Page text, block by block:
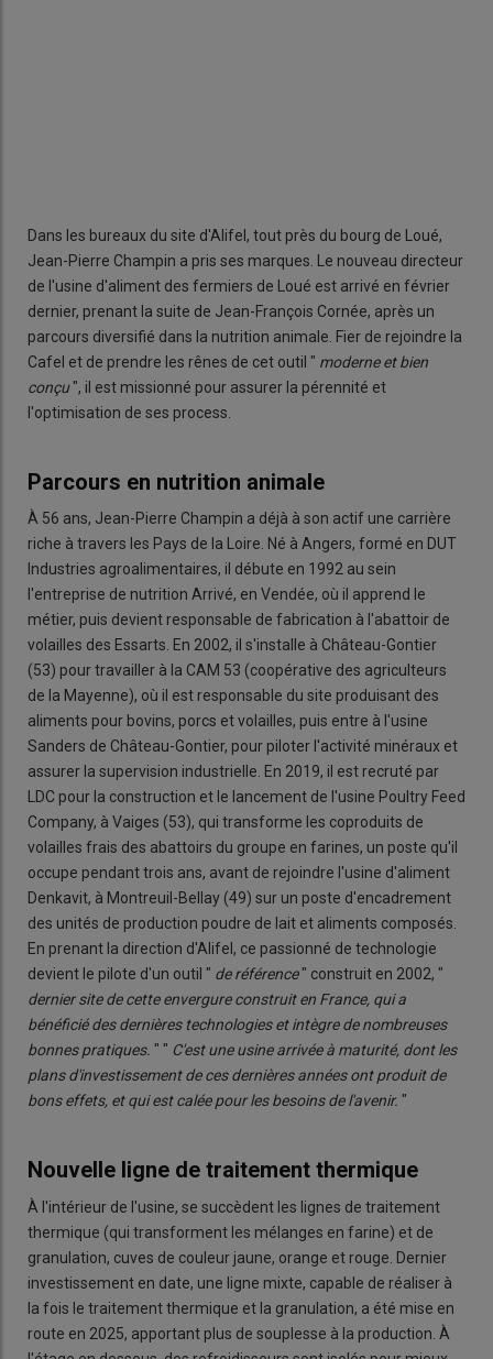
Dans les bureaux du site d'Alifel, tout près du bourg de Loué,
Jean-Pierre Champin a pris ses marques. Le nouveau directeur
de l'usine d'aliment des fermiers de Loué est arrivé en février
dernier, prenant la suite de Jean-François Cornée, après un
parcours diversifié dans la nutrition animale. Fier de rejoindre la
Cafel et de prendre les rênes de cet outil " moderne et bien
conçu", il est missionné pour assurer la pérennité et
l'optimisation de ses process.
Parcours en nutrition animale
À 56 ans, Jean-Pierre Champin a déjà à son actif une carrière
riche à travers les Pays de la Loire. Né à Angers, formé en DUT
Industries agroalimentaires, il débute en 1992 au sein
l'entreprise de nutrition Arrivé, en Vendée, où il apprend le
métier, puis devient responsable de fabrication à l'abattoir de
volailles des Essarts. En 2002, il s'installe à Château-Gontier
(53) pour travailler à la CAM 53 (coopérative des agriculteurs
de la Mayenne), où il est responsable du site produisant des
aliments pour bovins, porcs et volailles, puis entre à l'usine
Sanders de Château-Gontier, pour piloter l'activité minéraux et
assurer la supervision industrielle. En 2019, il est recruté par
LDC pour la construction et le lancement de l'usine Poultry Feed
Company, à Vaiges (53), qui transforme les coproduits de
volailles frais des abattoirs du groupe en farines, un poste qu'il
occupe pendant trois ans, avant de rejoindre l'usine d'aliment
Denkavit, à Montreuil-Bellay (49) sur un poste d'encadrement
des unités de production poudre de lait et aliments composés.
En prenant la direction d'Alifel, ce passionné de technologie
devient le pilote d'un outil " de référence" construit en 2002, "
dernier site de cette envergure construit en France, qui a
bénéficié des dernières technologies et intègre de nombreuses
bonnes pratiques. " " C'est une usine arrivée à maturité, dont les
plans d'investissement de ces dernières années ont produit de
bons effets, et qui est calée pour les besoins de l'avenir. "
Nouvelle ligne de traitement thermique
À l'intérieur de l'usine, se succèdent les lignes de traitement
thermique (qui transforment les mélanges en farine) et de
granulation, cuves de couleur jaune, orange et rouge. Dernier
investissement en date, une ligne mixte, capable de réaliser à
la fois le traitement thermique et la granulation, a été mise en
route en 2025, apportant plus de souplesse à la production. À